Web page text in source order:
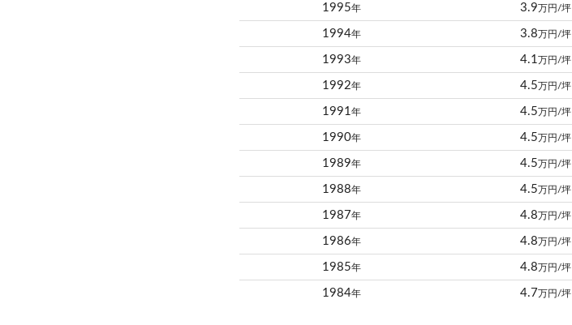
1995年 3.9万円/坪
1994年 3.8万円/坪
1993年 4.1万円/坪
1992年 4.5万円/坪
1991 年 4.5万円/坪
1990年 4.5万円/坪
1989年 4.5万円/坪
1988年 4.5万円/坪
1987年 4.8万円/坪
1986年 4.8万円/坪
1985年 4.8万円/坪
1984年 4.7万円/坪